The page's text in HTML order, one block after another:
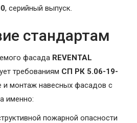
, серийный выпуск.
стандартам
фасада REVENTAL
требованиям СП РК 5.06-19-
и монтаж навесных фасадов с
именно:
пожарной опасности